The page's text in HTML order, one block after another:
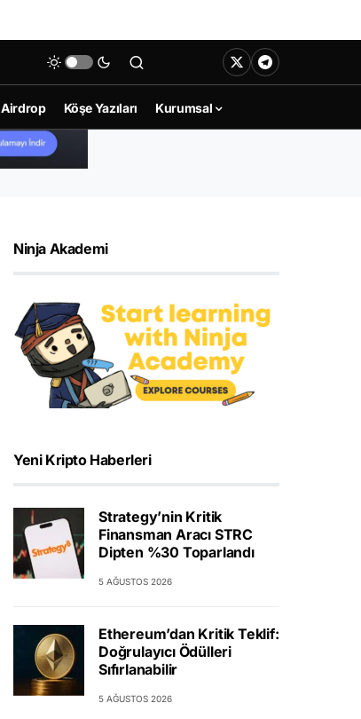
Airdrop Köşe Yazıları Kurumsal
Ninja Akademi
Yeni Kripto Haberleri
Strategy’nin Kritik
Finansman Aracı STRC
Dipten %30 Toparlandı
5 AĞUSTOS 2026
Ethereum’dan Kritik Teklif:
Doğrulayıcı Ödülleri
Sıfırlanabilir
5 AĞUSTOS 2026